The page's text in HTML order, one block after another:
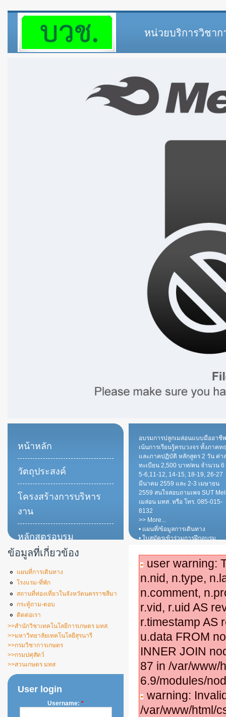
หน่วยบริการวิชา
อบรมการปลูกเมล่อนแบบมืออาชีพ
เน้นการเรียนรู้ครบวงจร ทั้งภาคท
และภาคปฏิบัติ หลักสูตร 2 วัน ค่า
ทะเบียน 2,500 บาท/คน จำนวน 6
5-6,11-12, 14-15, 18-19, 26-27
มีนาคม 2559 และ 2-3 เมษายน
2559 สนใจสอบถามเพจ SUT
เมล่อน มทส. หรือ โทร. 085-015-
8132
>> More...
• แผนที่/ข้อมูลการเดินทาง
• ใบสมัครเข้าร่วมการฝึกอบรม
user warning:
n.nid, n.type,
n.comment,
r.vid, r.uid AS
r.timestamp AS
u.data FROM
INNER JOIN
87 in /var/www/
6.9/modules/
warning:
/var/www/html/
หน้าหลัก
วัตถุประสงค์
โครงสร้างการบริหาร
งาน
หลักสูตรอบรม
ความรู้เผยแพร่
ข้อมูลที่เกี่ยวข้อง
แผนที่การเดินทาง
โรงแรม-ที่พัก
สถานที่ท่องเที่ยวในจังหวัดนครราชสีมา
กระทู้ถาม-ตอบ
ติดต่อเรา
>>สำนักวิชาเทคโนโลยีการเกษตร มทส.
>>มหาวิทยาลัยเทคโนโลยีสุรนารี
>>กรมวิชาการเกษตร
>>กรมปศุสัตว์
>>สวนเกษตร มทส
User login
Username: *